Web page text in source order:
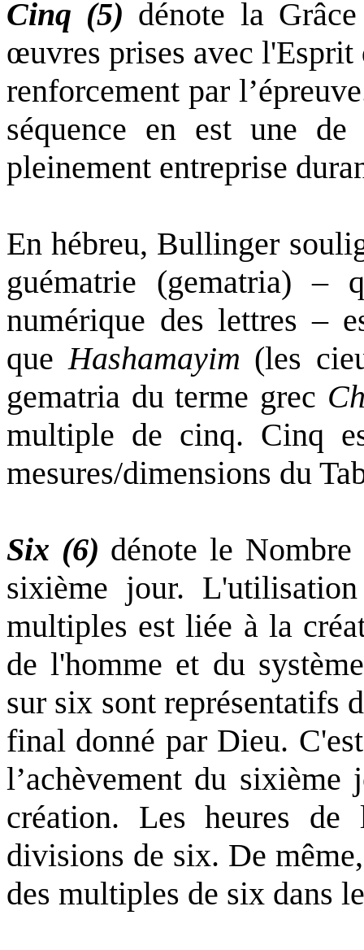
Cinq (5) dénote la
œuvres prises avec l'Esprit
renforcement par
séquence en est une
pleinement entreprise
En hébreu, Bullinger
guématrie (gematria) –
numérique des lettres –
que Hashamayim (les
gematria du terme grec
multiple de cinq. Cinq
mesures/dimensions du
Six (6) dénote le
sixième jour.
multiples est liée à la
de l'homme et du
sur six sont représentatifs
final donné par Dieu.
l’achèvement du
création. Les heures de
divisions de six. De
des multiples de six dans